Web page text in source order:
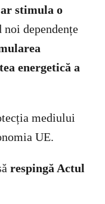
ar stimula o
noi dependențe
energetică a
mediului
UE.
respingă Actul